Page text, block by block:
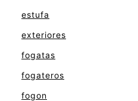
estufa
exteriores
fogatas
fogateros
fogon